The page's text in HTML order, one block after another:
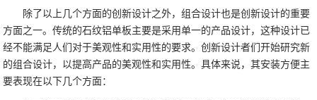
除了以上几个方面的创新设计之外，组合设计也是创新设计的重要
方面之一。传统的石纹铝单板主要是采用单一的产品设计，这种设计已
经不能满足人们对于美观性和实用性的要求。创新设计者们开始研究新
的组合设计，以提高产品的美观性和实用性。具体来说，其安装方便主
要表现在以下几个方面：